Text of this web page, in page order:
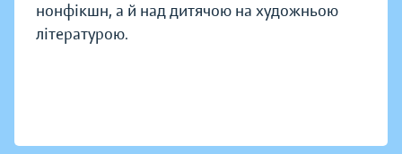
нонфікшн, а й над дитячою на художньою
літературою.